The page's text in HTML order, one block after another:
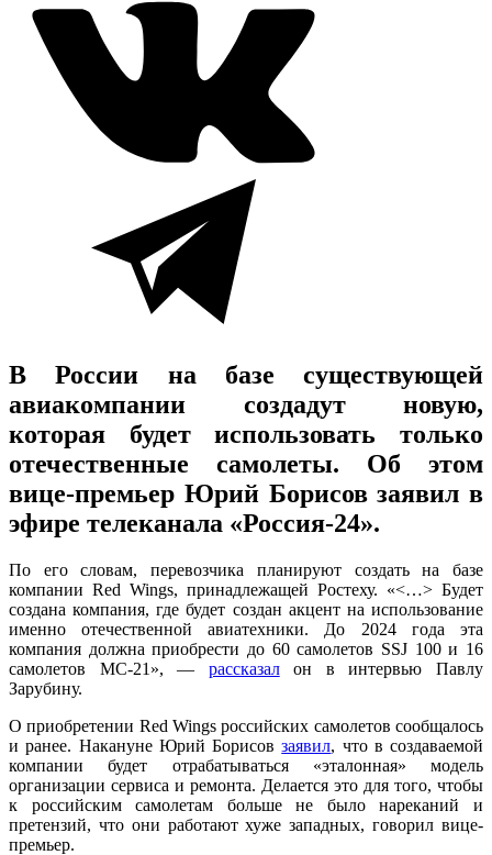
В России на базе существующей
авиакомпании создадут новую,
которая будет использовать только
отечественные самолеты. Об этом
вице-премьер Юрий Борисов заявил в
эфире телеканала «Россия-24».
По его словам, перевозчика планируют создать на базе
компании Red Wings, принадлежащей Ростеху. «<…> Будет
создана компания, где будет создан акцент на использование
именно отечественной авиатехники. До 2024 года эта
компания должна приобрести до 60 самолетов SSJ 100 и 16
самолетов МС-21», — рассказалон в интервью Павлу
Зарубину.
О приобретении Red Wings российских самолетов сообщалось
и ранее. Накануне Юрий Борисовзаявил, что в создаваемой
компании будет отрабатываться «эталонная» модель
организации сервиса и ремонта. Делается это для того, чтобы
к российским самолетам больше не было нареканий и
претензий, что они работают хуже западных, говорил вице-
премьер.